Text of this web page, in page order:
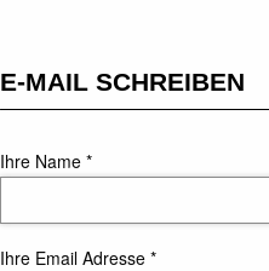
E-MAIL SCHREIBEN
Ihre Name *
Ihre Email Adresse *